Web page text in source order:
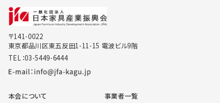
〒141-0022
東京都品川区東五反田1-11-15 電波ビル9階
TEL：03-5449-6444
本会について
事業者一覧